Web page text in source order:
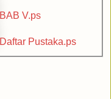
BAB V.ps
Daftar Pustaka.ps